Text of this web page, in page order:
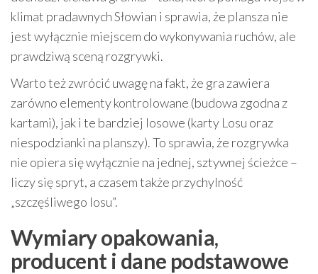
klimat pradawnych Słowian i sprawia, że plansza nie
jest wyłącznie miejscem do wykonywania ruchów, ale
prawdziwą sceną rozgrywki.
Warto też zwrócić uwagę na fakt, że gra zawiera
zarówno elementy kontrolowane (budowa zgodna z
kartami), jak i te bardziej losowe (karty Losu oraz
niespodzianki na planszy). To sprawia, że rozgrywka
nie opiera się wyłącznie na jednej, sztywnej ścieżce –
liczy się spryt, a czasem także przychylność
„szczęśliwego losu”.
Wymiary opakowania,
producent i dane podstawowe